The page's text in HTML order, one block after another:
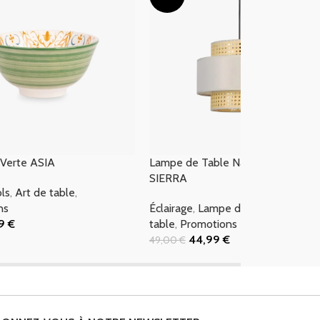
ASIA
,Art de table,
€
Lampe de Table Naturelle et Rotin
SIERRA
Éclairage, Lampe de table
table, Promotions
49,00€ 44,99€